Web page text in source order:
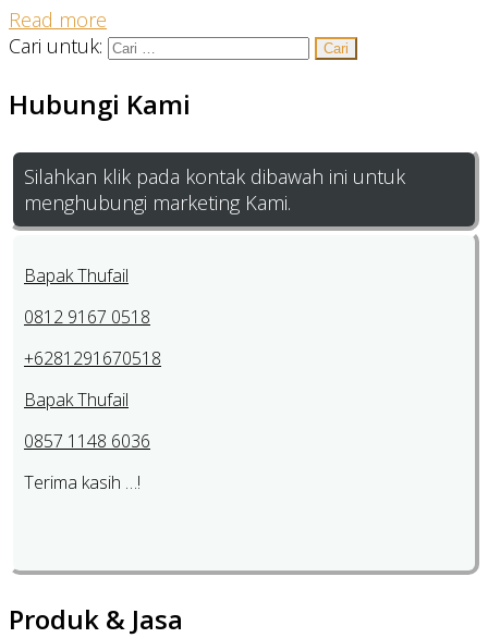
Read more
Cari untuk:
Hubungi Kami
Silahkan klik pada kontak dibawah ini untuk
menghubungi marketing Kami.
Bapak Thufail
0812 9167 0518
+6281291670518
Bapak Thufail
0857 1148 6036
Terima kasih …!
Produk & Jasa